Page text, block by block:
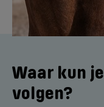
Waar kun
volgen?